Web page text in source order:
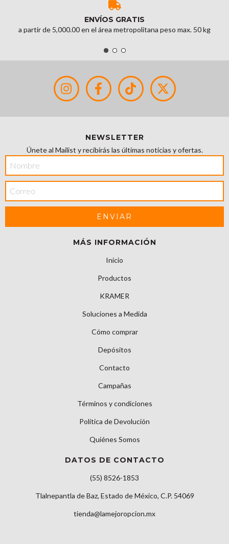
ENVÍOS GRATIS
a partir de 5,000.00 en el área metropolitana peso max. 50 kg
NEWSLETTER
Únete al Mailist y recibirás las últimas noticias y ofertas.
MÁS INFORMACIÓN
Inicio
Productos
KRAMER
Soluciones a Medida
Cómo comprar
Depósitos
Contacto
Campañas
Términos y condiciones
Política de Devolución
Quiénes Somos
DATOS DE CONTACTO
(55) 8526-1853
Tlalnepantla de Baz, Estado de México, C.P. 54069
tienda@lamejoropcion.mx